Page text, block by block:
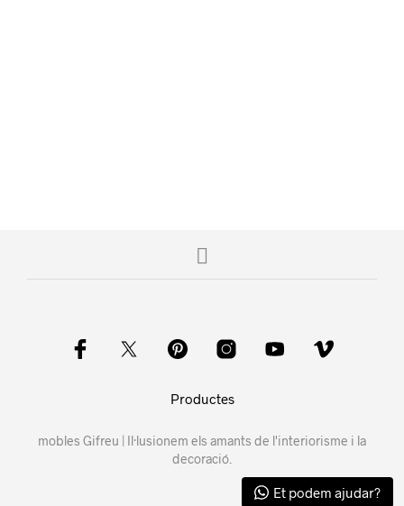
Productes
mobles Gifreu | Il·lusionem els amants de l'interiorisme i la
decoració.
Et podem ajudar?